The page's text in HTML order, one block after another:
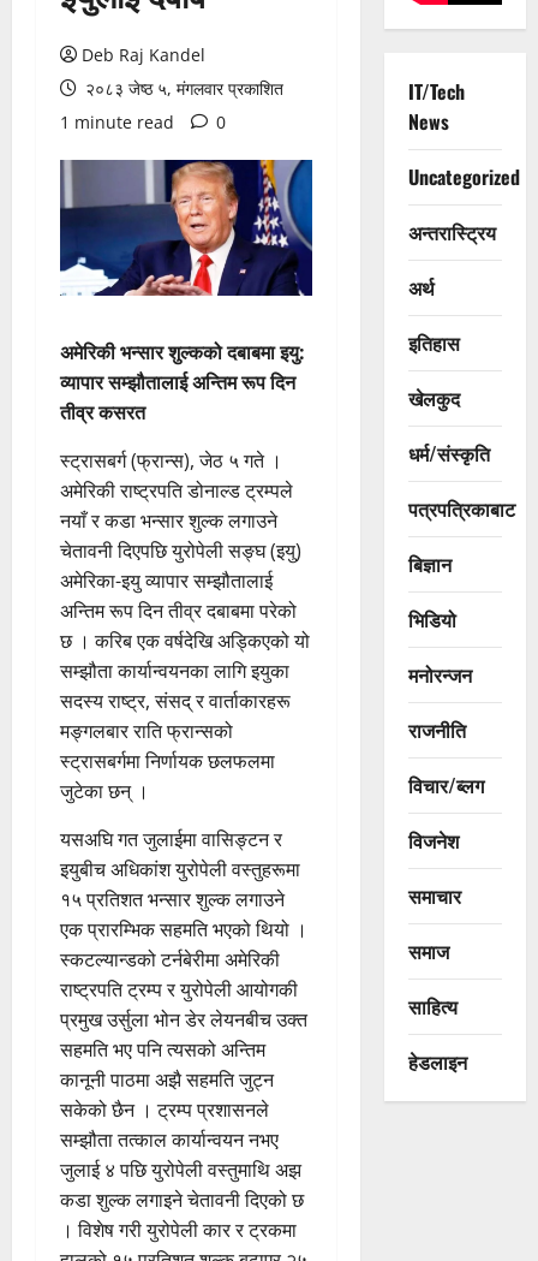
Deb Raj Kandel
२०८३ जेष्ठ ५, मंगलवार प्रकाशित
1 minute read
0
अमेरिकी भन्सार शुल्कको दबाबमा इयु:
व्यापार सम्झौतालाई अन्तिम रूप दिन
तीव्र कसरत
स्ट्रासबर्ग (फ्रान्स), जेठ ५ गते ।
अमेरिकी राष्ट्रपति डोनाल्ड ट्रम्पले
नयाँ र कडा भन्सार शुल्क लगाउने
चेतावनी दिएपछि युरोपेली सङ्घ (इयु)
अमेरिका-इयु व्यापार सम्झौतालाई
अन्तिम रूप दिन तीव्र दबाबमा परेको
छ । करिब एक वर्षदेखि अड्किएको यो
सम्झौता कार्यान्वयनका लागि इयुका
सदस्य राष्ट्र, संसद् र वार्ताकारहरू
मङ्गलबार राति फ्रान्सको
स्ट्रासबर्गमा निर्णायक छलफलमा
जुटेका छन् ।
यसअघि गत जुलाईमा वासिङ्टन र
इयुबीच अधिकांश युरोपेली वस्तुहरूमा
१५ प्रतिशत भन्सार शुल्क लगाउने
एक प्रारम्भिक सहमति भएको थियो ।
स्कटल्यान्डको टर्नबेरीमा अमेरिकी
राष्ट्रपति ट्रम्प र युरोपेली आयोगकी
प्रमुख उर्सुला भोन डेर लेयनबीच उक्त
सहमति भए पनि त्यसको अन्तिम
कानूनी पाठमा अझै सहमति जुट्न
सकेको छैन । ट्रम्प प्रशासनले
सम्झौता तत्काल कार्यान्वयन नभए
जुलाई ४ पछि युरोपेली वस्तुमाथि अझ
कडा शुल्क लगाइने चेतावनी दिएको छ
। विशेष गरी युरोपेली कार र ट्रकमा
IT/Tech
News
Uncategorized
अन्तरास्ट्रिय
अर्थ
इतिहास
खेलकुद
धर्म/संस्कृति
पत्रपत्रिकाबाट
बिज्ञान
भिडियो
मनोरन्जन
राजनीति
विचार/ब्लग
विजनेश
समाचार
समाज
साहित्य
हेडलाइन